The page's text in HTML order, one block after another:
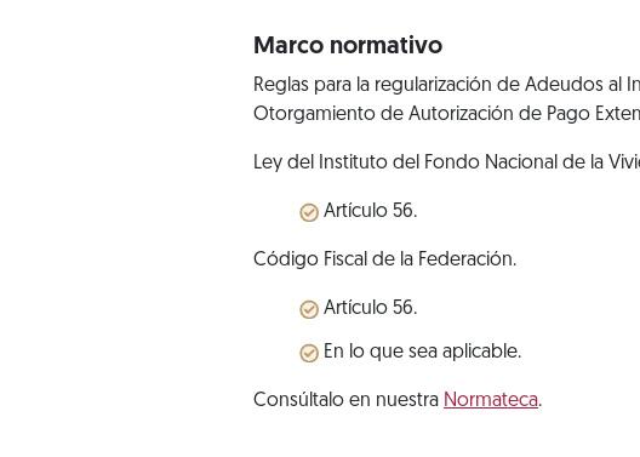
Marco normativo
Reglas para la regularización de Adeudos al
Otorgamiento de Autorización de Pago
Ley del Instituto del Fondo Nacional de la
Artículo 56.
Código Fiscal de la Federación.
Artículo 56.
En lo que sea aplicable.
Consúltalo en nuestra Normateca.